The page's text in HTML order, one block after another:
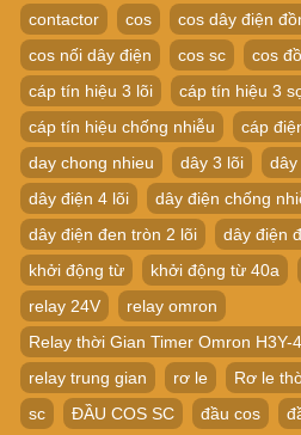
contactor
cos cos dây điện
cos nối dây điện
cos sc cos
cáp tín hiệu 3 lõi
cáp tín hiệu 3
cáp tín hiệu chống nhiễu
cáp
day chong nhieu
dây 3 lõi
dây điện 4 lõi
dây điện chống
dây điện đen tròn 2 lõi
dây điện
khởi động từ
khởi động từ 40a
relay 24V
relay omron
Relay thời Gian Timer Omron H3Y-
relay trung gian
rơ le Rơ le
sc
ĐẦU COS SC đầu cos